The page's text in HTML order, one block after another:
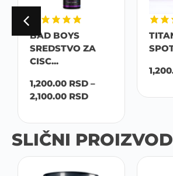
BAD BOYS
SREDSTVO ZA
CISC...
1,200.00 RSD –
2,100.00 RSD
SLIČNI